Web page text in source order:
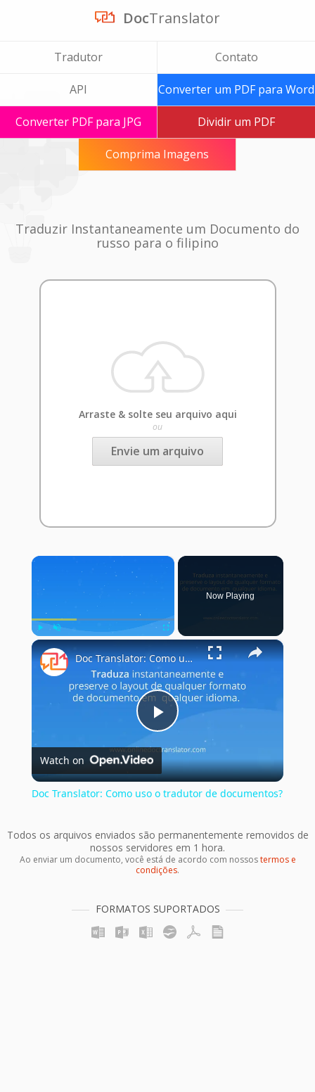
DocTranslator
Tradutor Contato
API Converter um PDF para Word
Converter PDF para JPG Dividir um PDF
Comprima Imagens
Traduzir Instantaneamente um Documento do
russo para o filipino
Arraste & solte seu arquivo aqui
ou
Envie um arquivo
×
Play Unmute Fullscreen
Now Playing
×
Play
Video
Doc Translator: Como uso o tradutor de documentos?
Watch on
Doc Translator: Como uso o tradutor de documentos?
Todos os arquivos enviados são permanentemente removidos de
nossos servidores em 1 hora.
Ao enviar um documento, você está de acordo com nossostermos e
condições.
FORMATOS SUPORTADOS